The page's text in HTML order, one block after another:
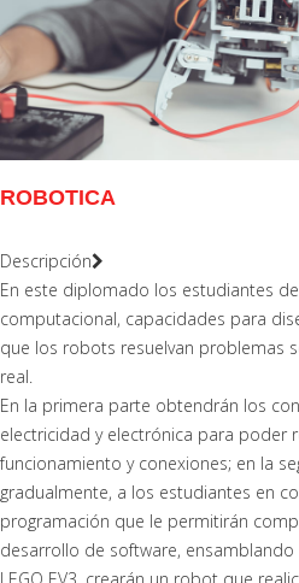
ROBOTICA
Descripción
En este diplomado los estudiantes
computacional, capacidades para
que los robots resuelvan problemas
real.
En la primera parte obtendrán los
electricidad y electrónica para poder
funcionamiento y conexiones; en la
gradualmente, a los estudiantes en
programación que le permitirán
desarrollo de software,